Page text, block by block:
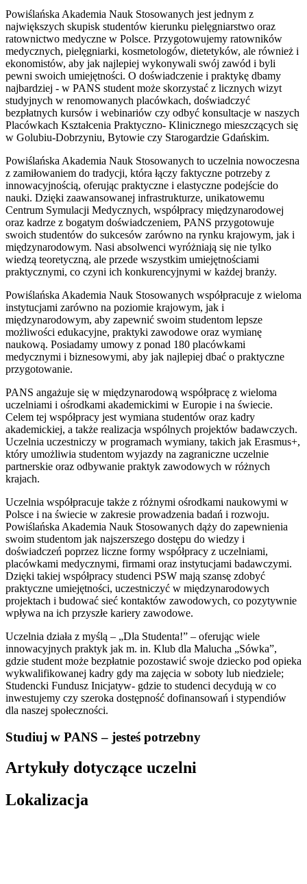
Powiślańska Akademia Nauk Stosowanych jest jednym z
największych skupisk studentów kierunku pielęgniarstwo oraz
ratownictwo medyczne w Polsce. Przygotowujemy ratowników
medycznych, pielęgniarki, kosmetologów, dietetyków, ale również i
ekonomistów, aby jak najlepiej wykonywali swój zawód i byli
pewni swoich umiejętności. O doświadczenie i praktykę dbamy
najbardziej - w PANS student może skorzystać z licznych wizyt
studyjnych w renomowanych placówkach, doświadczyć
bezpłatnych kursów i webinariów czy odbyć konsultacje w naszych
Placówkach Kształcenia Praktyczno- Klinicznego mieszczących się
w Golubiu-Dobrzyniu, Bytowie czy Starogardzie Gdańskim.
Powiślańska Akademia Nauk Stosowanych to uczelnia nowoczesna
z zamiłowaniem do tradycji, która łączy faktyczne potrzeby z
innowacyjnością, oferując praktyczne i elastyczne podejście do
nauki. Dzięki zaawansowanej infrastrukturze, unikatowemu
Centrum Symulacji Medycznych, współpracy międzynarodowej
oraz kadrze z bogatym doświadczeniem, PANS przygotowuje
swoich studentów do sukcesów zarówno na rynku krajowym, jak i
międzynarodowym. Nasi absolwenci wyróżniają się nie tylko
wiedzą teoretyczną, ale przede wszystkim umiejętnościami
praktycznymi, co czyni ich konkurencyjnymi w każdej branży.
Powiślańska Akademia Nauk Stosowanych współpracuje z wieloma
instytucjami zarówno na poziomie krajowym, jak i
międzynarodowym, aby zapewnić swoim studentom lepsze
możliwości edukacyjne, praktyki zawodowe oraz wymianę
naukową. Posiadamy umowy z ponad 180 placówkami
medycznymi i biznesowymi, aby jak najlepiej dbać o praktyczne
przygotowanie.
PANS angażuje się w międzynarodową współpracę z wieloma
uczelniami i ośrodkami akademickimi w Europie i na świecie.
Celem tej współpracy jest wymiana studentów oraz kadry
akademickiej, a także realizacja wspólnych projektów badawczych.
Uczelnia uczestniczy w programach wymiany, takich jak Erasmus+,
który umożliwia studentom wyjazdy na zagraniczne uczelnie
partnerskie oraz odbywanie praktyk zawodowych w różnych
krajach.
Uczelnia współpracuje także z różnymi ośrodkami naukowymi w
Polsce i na świecie w zakresie prowadzenia badań i rozwoju.
Powiślańska Akademia Nauk Stosowanych dąży do zapewnienia
swoim studentom jak najszerszego dostępu do wiedzy i
doświadczeń poprzez liczne formy współpracy z uczelniami,
placówkami medycznymi, firmami oraz instytucjami badawczymi.
Dzięki takiej współpracy studenci PSW mają szansę zdobyć
praktyczne umiejętności, uczestniczyć w międzynarodowych
projektach i budować sieć kontaktów zawodowych, co pozytywnie
wpływa na ich przyszłe kariery zawodowe.
Uczelnia działa z myślą – „Dla Studenta!” – oferując wiele
innowacyjnych praktyk jak m. in. Klub dla Malucha „Sówka”,
gdzie student może bezpłatnie pozostawić swoje dziecko pod opieka
wykwalifikowanej kadry gdy ma zajęcia w soboty lub niedziele;
Studencki Fundusz Inicjatyw- gdzie to studenci decydują w co
inwestujemy czy szeroka dostępność dofinansowań i stypendiów
dla naszej społeczności.
Studiuj w PANS – jesteś potrzebny
Artykuły dotyczące uczelni
Lokalizacja